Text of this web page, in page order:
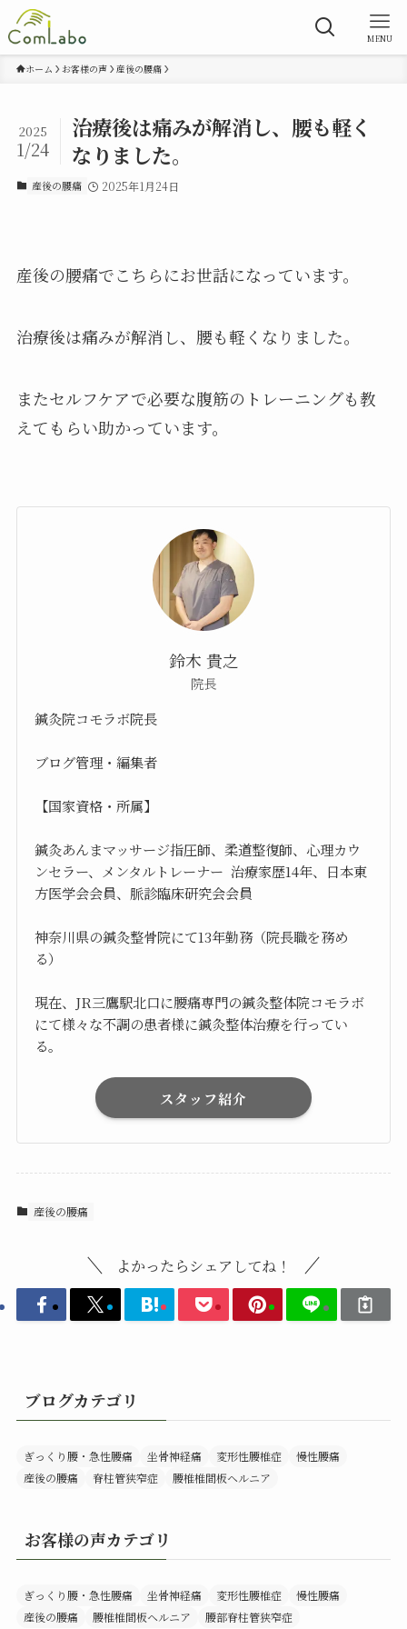
MENU
ホーム お客様の声 産後の腰痛
治療後は痛みが解消し、腰も軽く
なりました。
2025
1/24
産後の腰痛 2025年1月24日
産後の腰痛でこちらにお世話になっています。
治療後は痛みが解消し、腰も軽くなりました。
またセルフケアで必要な腹筋のトレーニングも教
えてもらい助かっています。
鈴木 貴之
院長
鍼灸院コモラボ院長
ブログ管理・編集者
【国家資格・所属】
鍼灸あんまマッサージ指圧師、柔道整復師、心理カウ
ンセラー、メンタルトレーナー 治療家歴14年、日本東
方医学会会員、脈診臨床研究会会員
神奈川県の鍼灸整骨院にて13年勤務（院長職を務め
る）
現在、JR三鷹駅北口に腰痛専門の鍼灸整体院コモラボ
にて様々な不調の患者様に鍼灸整体治療を行ってい
る。
スタッフ紹介
産後の腰痛
よかったらシェアしてね！
ブログカテゴリ
ぎっくり腰・急性腰痛 坐骨神経痛 変形性腰椎症
慢性腰痛
産後の腰痛
脊柱管狭窄症 腰椎椎間板ヘルニア
お客様の声カテゴリ
ぎっくり腰・急性腰痛 坐骨神経痛 変形性腰椎症
慢性腰痛
産後の腰痛
腰椎椎間板ヘルニア 腰部脊柱管狭窄症